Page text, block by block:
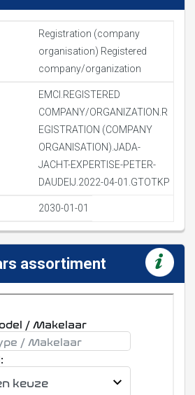
Registration (company
organisation) Registered
company/organization
EMCI.REGISTERED
COMPANY/ORGANIZATION.R
EGISTRATION (COMPANY
ORGANISATION).JADA-
JACHT-EXPERTISE-PETER-
DAUDEIJ.2022-04-01.GTOTKP
2030-01-01
assortiment